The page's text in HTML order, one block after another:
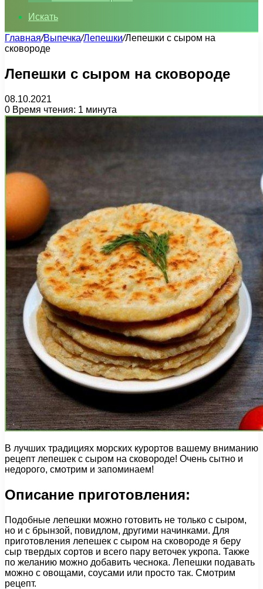
Искать
Главная/Выпечка/Лепешки/Лепешки с сыром на
сковороде
Лепешки с сыром на сковороде
08.10.2021
0 Время чтения: 1 минута
В лучших традициях морских курортов вашему вниманию
рецепт лепешек с сыром на сковороде! Очень сытно и
недорого, смотрим и запоминаем!
Описание приготовления:
Подобные лепешки можно готовить не только с сыром,
но и с брынзой, повидлом, другими начинками. Для
приготовления лепешек с сыром на сковороде я беру
сыр твердых сортов и всего пару веточек укропа. Также
по желанию можно добавить чеснока. Лепешки подавать
можно с овощами, соусами или просто так. Смотрим
рецепт.